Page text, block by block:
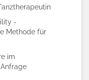
-
Methode für
im